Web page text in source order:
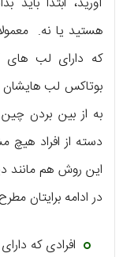
هستید یا نه.
که دارای لب های
بوتاکس لب هایشان
به از بین بردن
دسته از افراد هیچ
این روش هم مانند
در ادامه برایتان
افرادی که